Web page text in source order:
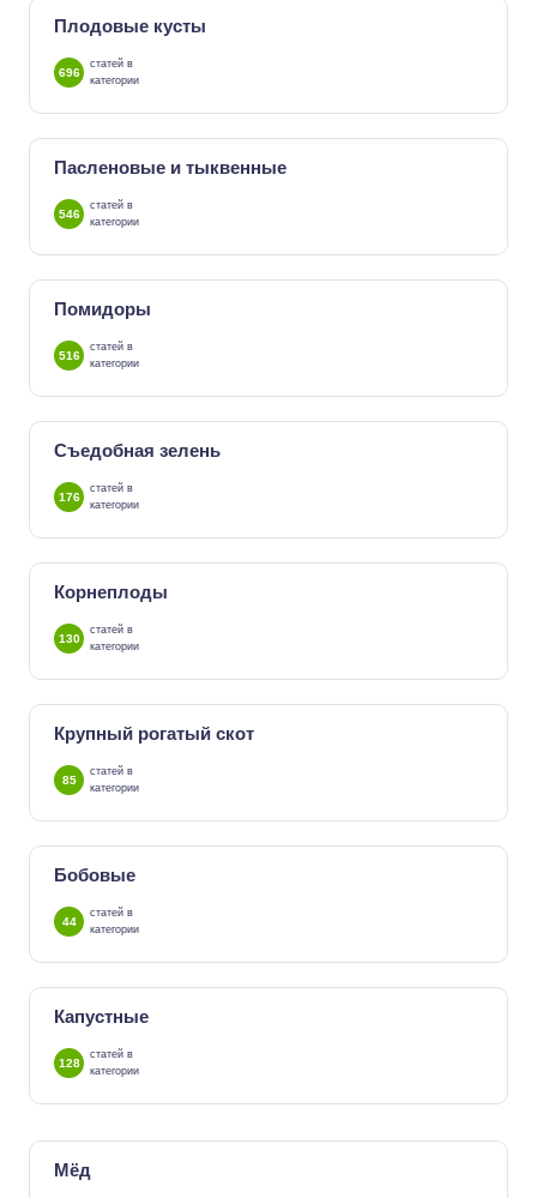
Плодовые кусты
696
статей в
категории
Пасленовые и тыквенные
546
статей в
категории
Помидоры
516
статей в
категории
Съедобная зелень
176
статей в
категории
Корнеплоды
130
статей в
категории
Крупный рогатый скот
85
статей в
категории
Бобовые
44
статей в
категории
Капустные
128
статей в
категории
Мёд